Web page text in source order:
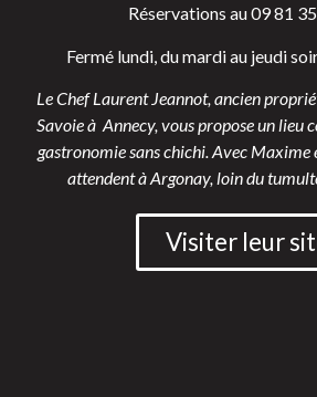
Réservations au 09 81
Fermé lundi, du mardi au jeudi
Le Chef Laurent Jeannot, ancien
Savoie à Annecy, vous propose un lieu
gastronomie sans chichi. Avec Maxime
attendent à Argonay, loin du
Visiter leur